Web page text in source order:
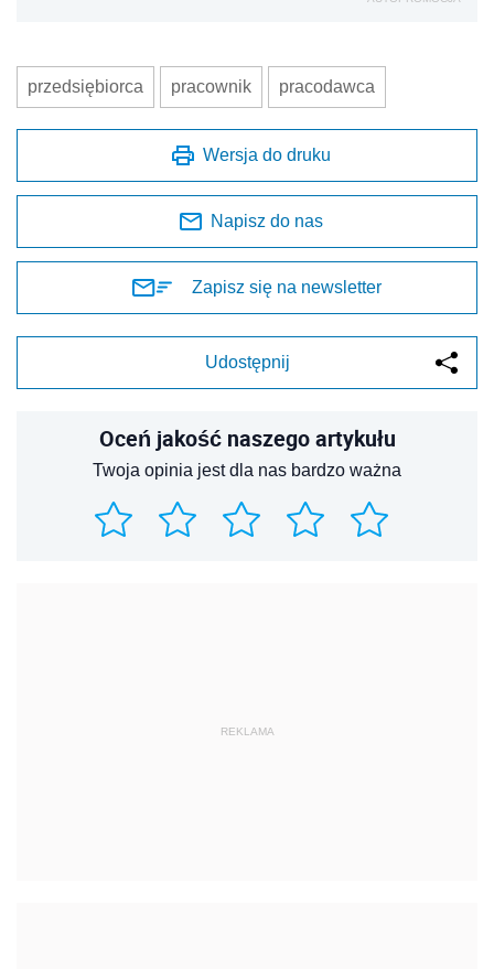
przedsiębiorca pracownik pracodawca
Wersja do druku
Napisz do nas
Zapisz się na newsletter
Udostępnij
Oceń jakość naszego artykułu
Twoja opinia jest dla nas bardzo ważna
REKLAMA